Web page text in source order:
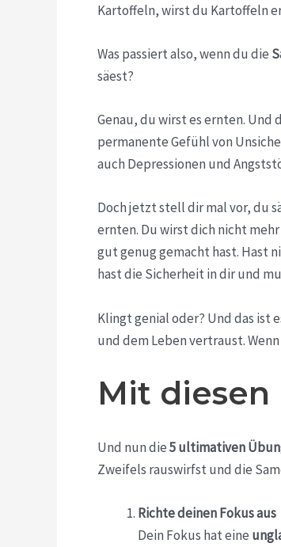
Kartoffeln, wirst du Kartoffeln
Was passiert also, wenn du die
säest?
Genau, du wirst es ernten. Und
permanente Gefühl von
auch Depressionen und
Doch jetzt stell dir mal vor, du
ernten. Du wirst dich nicht
gut genug gemacht hast. Hast
hast die Sicherheit in dir und
Klingt genial oder? Und das ist
und dem Leben vertraust.
Mit diesen
Und nun die5 ultimativen
Zweifels rauswirfst und die
Richte deinen Fokus aus
Dein Fokus hat eine